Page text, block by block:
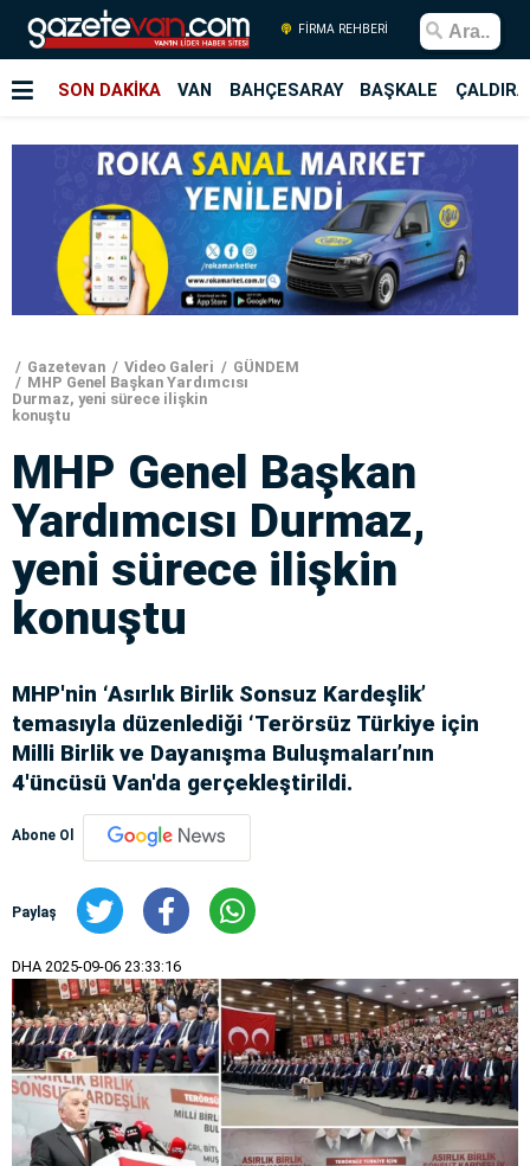
FİRMA REHBERİ
SON DAKİKA VAN BAHÇESARAY BAŞKALE
Gazetevan Video Galeri
GÜNDEM
MHP Genel Başkan Yardımcısı
Durmaz, yeni sürece ilişkin
konuştu
MHP Genel Başkan
Yardımcısı Durmaz,
yeni sürece ilişkin
konuştu
MHP'nin ‘Asırlık Birlik Sonsuz Kardeşlik’
temasıyla düzenlediği ‘Terörsüz Türkiye için
Milli Birlik ve Dayanışma Buluşmaları’nın
4'üncüsü Van'da gerçekleştirildi.
Abone Ol
Paylaş
DHA 2025-09-06 23:33:16